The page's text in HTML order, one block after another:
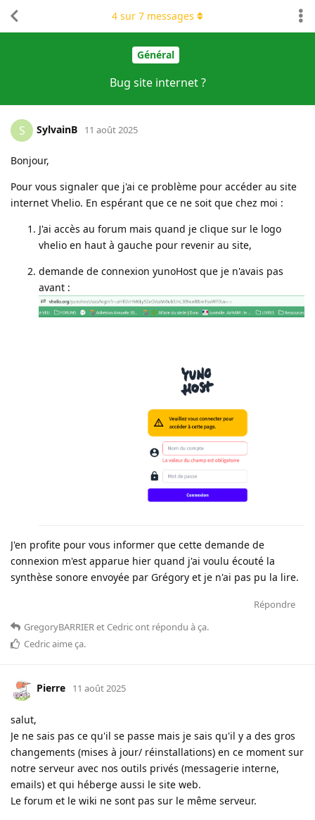
Général
Bug site internet ?
4 sur 7 messages
S SylvainB 11 août 2025
Bonjour,
Pour vous signaler que j'ai ce problème pour accéder au site
internet Vhelio. En espérant que ce ne soit que chez moi :
J'ai accès au forum mais quand je clique sur le logo
vhelio en haut à gauche pour revenir au site,
demande de connexion yunoHost que je n'avais pas
avant :
J'en profite pour vous informer que cette demande de
connexion m'est apparue hier quand j'ai voulu écouté la
synthèse sonore envoyée par Grégory et je n'ai pas pu la lire.
Répondre
GregoryBARRIER et Cedricont répondu à ça.
Cedricaime ça.
Pierre 11 août 2025
salut,
Je ne sais pas ce qu'il se passe mais je sais qu'il y a des gros
changements (mises à jour/ réinstallations) en ce moment sur
notre serveur avec nos outils privés (messagerie interne,
emails) et qui héberge aussi le site web.
Le forum et le wiki ne sont pas sur le même serveur.